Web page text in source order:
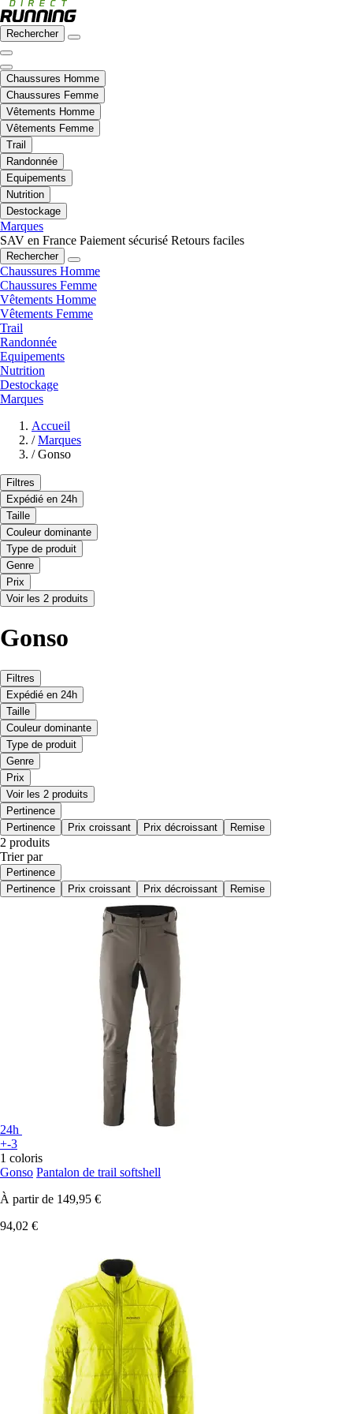
Rechercher
Chaussures Homme
Chaussures Femme
Vêtements Homme
Vêtements Femme
Trail
Randonnée
Equipements
Nutrition
Destockage
Marques
SAV en France Paiement sécurisé Retours faciles
Rechercher
Chaussures Homme
Chaussures Femme
Vêtements Homme
Vêtements Femme
Trail
Randonnée
Equipements
Nutrition
Destockage
Marques
Accueil
/ Marques
/ Gonso
Filtres
Expédié en 24h
Taille
Couleur dominante
Type de produit
Genre
Prix
Voir les 2 produits
Gonso
Filtres
Expédié en 24h
Taille
Couleur dominante
Type de produit
Genre
Prix
Voir les 2 produits
Pertinence
Pertinence
Prix croissant Prix décroissant Remise
2 produits
Trier par
Pertinence
Pertinence
Prix croissant Prix décroissant Remise
24h
+-3
1 coloris
Gonso Pantalon de trail softshell
À partir de 149,95 €
94,02 €